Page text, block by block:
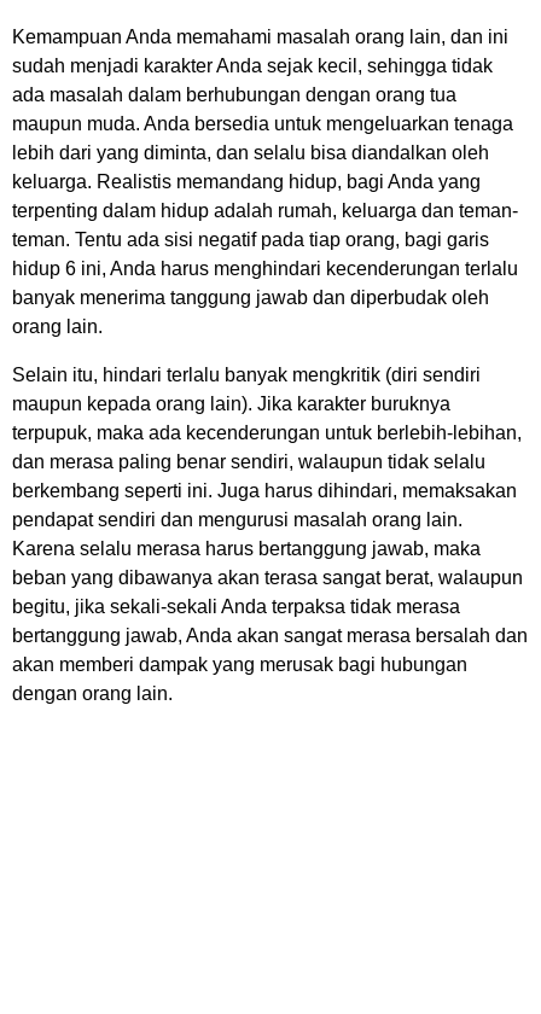
Kemampuan Anda memahami masalah orang lain, dan ini
sudah menjadi karakter Anda sejak kecil, sehingga tidak
ada masalah dalam berhubungan dengan orang tua
maupun muda. Anda bersedia untuk mengeluarkan tenaga
lebih dari yang diminta, dan selalu bisa diandalkan oleh
keluarga. Realistis memandang hidup, bagi Anda yang
terpenting dalam hidup adalah rumah, keluarga dan teman-
teman. Tentu ada sisi negatif pada tiap orang, bagi garis
hidup 6 ini, Anda harus menghindari kecenderungan terlalu
banyak menerima tanggung jawab dan diperbudak oleh
orang lain.
Selain itu, hindari terlalu banyak mengkritik (diri sendiri
maupun kepada orang lain). Jika karakter buruknya
terpupuk, maka ada kecenderungan untuk berlebih-lebihan,
dan merasa paling benar sendiri, walaupun tidak selalu
berkembang seperti ini. Juga harus dihindari, memaksakan
pendapat sendiri dan mengurusi masalah orang lain.
Karena selalu merasa harus bertanggung jawab, maka
beban yang dibawanya akan terasa sangat berat, walaupun
begitu, jika sekali-sekali Anda terpaksa tidak merasa
bertanggung jawab, Anda akan sangat merasa bersalah dan
akan memberi dampak yang merusak bagi hubungan
dengan orang lain.